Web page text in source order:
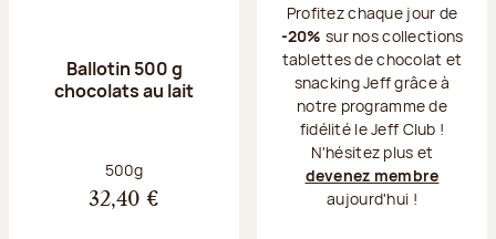
Ballotin 500 g
chocolats au lait
Poids net :
500g
32,40 €
Profitez chaque jour de
-20% sur nos collections
tablettes de chocolat et
snacking Jeff grâce à
notre programme de
fidélité le Jeff Club !
N'hésitez plus et
devenez membre
aujourd'hui !